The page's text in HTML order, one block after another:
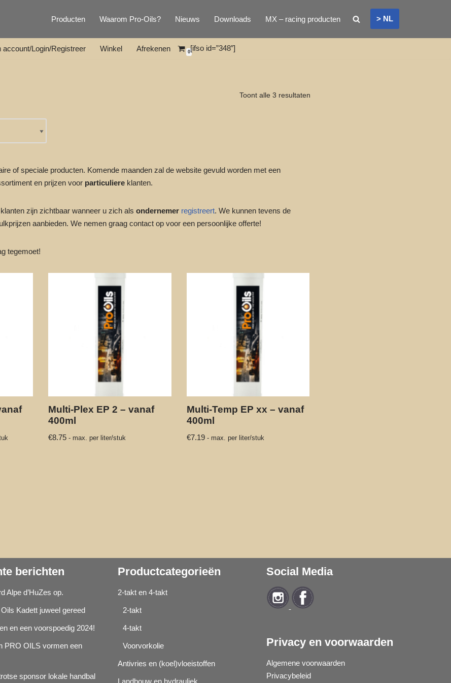
Producten Waarom Pro-Oils? Nieuws Downloads MX – racing producten > NL
account/Login/Registreer Winkel Afrekenen 0[ifso id=”348″]
Toont alle 3 resultaten
of speciale producten. Komende maanden zal de website gevuld worden met een
en prijzen voor particuliereklanten.
zijn zichtbaar wanneer u zich als ondernemer registreert. We kunnen tevens de
aanbieden. We nemen graag contact op voor een persoonlijke offerte!
tegemoet!
Multi-Plex EP 2 – vanaf
400ml
€8.75 - max. per liter/stuk
Multi-Temp EP xx – vanaf
400ml
€7.19 - max. per liter/stuk
berichten
Alpe d’HuZes op.
Kadett juweel gereed
en een voorspoedig 2024!
PRO OILS vormen een
sponsor lokale handbal
Productcategorieën
2-takt en 4-takt
2-takt
4-takt
Voorvorkolie
Antivries en (koel)vloeistoffen
Landbouw en hydrauliek
Social Media
Privacy en voorwaarden
Algemene voorwaarden
Privacybeleid